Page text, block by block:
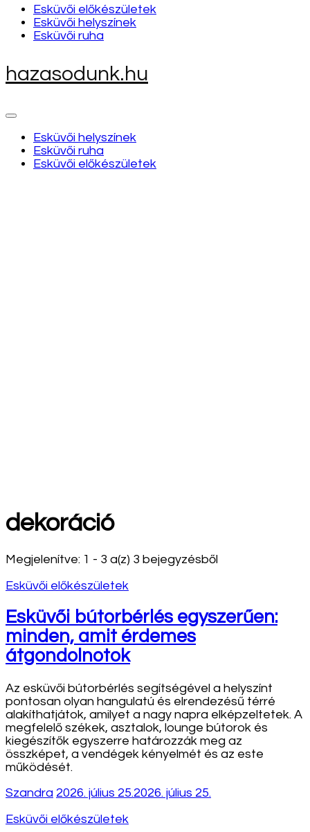
Esküvői előkészületek
Esküvői helyszínek
Esküvői ruha
hazasodunk.hu
Esküvői helyszínek
Esküvői ruha
Esküvői előkészületek
dekoráció
Megjelenítve: 1 - 3 a(z) 3 bejegyzésből
Esküvői előkészületek
Esküvői bútorbérlés egyszerűen:
minden, amit érdemes
átgondolnotok
Az esküvői bútorbérlés segítségével a helyszínt
pontosan olyan hangulatú és elrendezésű térré
alakíthatjátok, amilyet a nagy napra elképzeltetek. A
megfelelő székek, asztalok, lounge bútorok és
kiegészítők egyszerre határozzák meg az
összképet, a vendégek kényelmét és az este
működését.
Szandra 2026. július 25.2026. július 25.
Esküvői előkészületek